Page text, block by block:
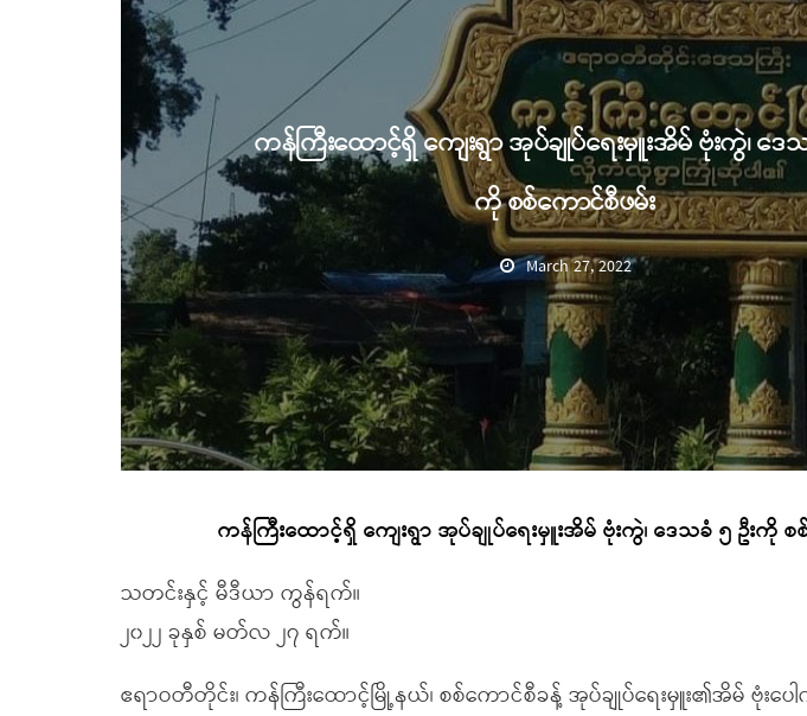
ကန်ကြီးထောင့်ရှိ ကျေးရွာ အုပ်ချုပ်ရေးမှူးအိမ် ဗုံးကွဲ၊ ဒေ
ကို စစ်ကောင်စီဖမ်း
March 27, 2022
ကန်ကြီးထောင့်ရှိ ကျေးရွာ အုပ်ချုပ်ရေးမှူးအိမ် ဗုံးကွဲ၊ ဒေသခံ ၅ ဦးကို စ
သတင်းနှင့် မီဒီယာ ကွန်ရက်။
၂၀၂၂ ခုနှစ် မတ်လ ၂၇ ရက်။
ဧရာဝတီတိုင်း၊ ကန်ကြီးထောင့်မြို့နယ်၊ စစ်ကောင်စီခန့် အုပ်ချုပ်ရေးမှူး၏အိမ် ဗုံးပေ